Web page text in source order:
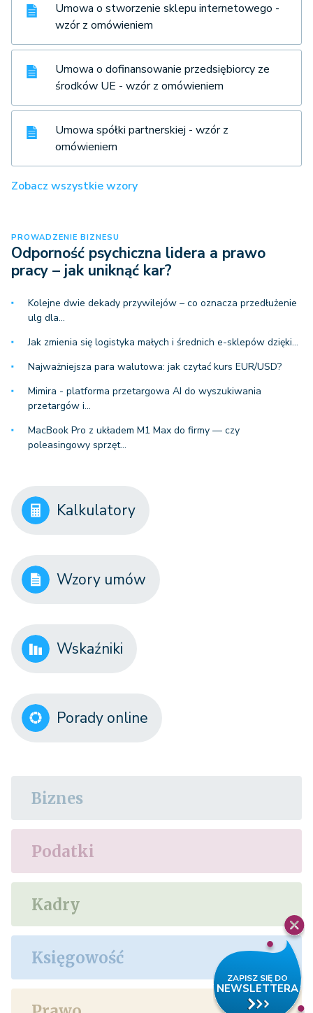
Umowa o stworzenie sklepu internetowego -
wzór z omówieniem
Umowa o dofinansowanie przedsiębiorcy ze
środków UE - wzór z omówieniem
Umowa spółki partnerskiej - wzór z
omówieniem
Zobacz wszystkie wzory
PROWADZENIE BIZNESU
Odporność psychiczna lidera a prawo
pracy – jak uniknąć kar?
Kolejne dwie dekady przywilejów – co oznacza przedłużenie
ulg dla…
Jak zmienia się logistyka małych i średnich e-sklepów dzięki…
Najważniejsza para walutowa: jak czytać kurs EUR/USD?
Mimira - platforma przetargowa AI do wyszukiwania
przetargów i…
MacBook Pro z układem M1 Max do firmy — czy
poleasingowy sprzęt…
Kalkulatory
Wzory umów
Wskaźniki
Porady online
Biznes
Podatki
Kadry
Księgowość